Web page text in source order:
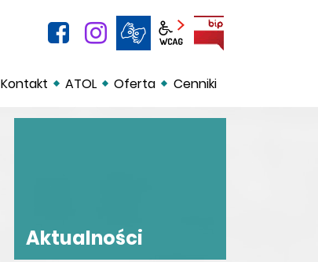
facebookinstagram
Panel wcag
Kontakt ATOL Oferta Cenniki
Aktualności